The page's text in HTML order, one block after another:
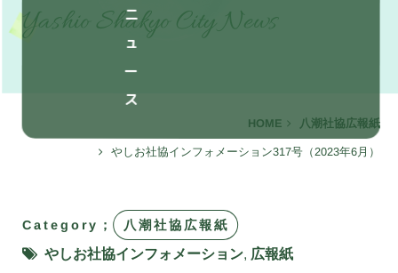
ニ
ュ
ー
ス
Yashio Shakyo City News
HOME 八潮社協広報紙
やしお社協インフォメーション317号（2023年6月）
Category； 八潮社協広報紙
やしお社協インフォメーション, 広報紙